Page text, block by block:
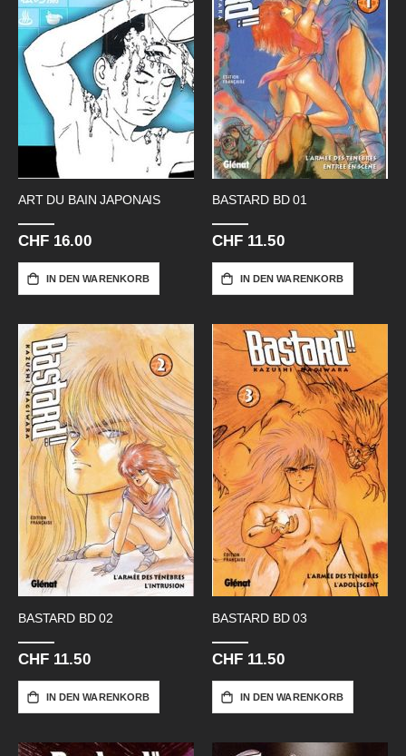
ART DU BAIN JAPONAIS
CHF 16.00
IN DEN WARENKORB
BASTARD BD 01
CHF 11.50
IN DEN WARENKORB
BASTARD BD 02
CHF 11.50
IN DEN WARENKORB
BASTARD BD 03
CHF 11.50
IN DEN WARENKORB